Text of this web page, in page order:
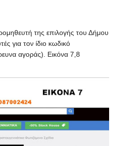
της επιλογής του Δήμου
για τον ίδιο κωδικό
αγοράς). Εικόνα 7,8